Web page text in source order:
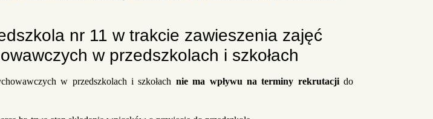
nr 11 w trakcie zawieszenia zajęć
w przedszkolach i szkołach
w przedszkolach i szkołach nie ma wpływu na terminy rekrutacjido